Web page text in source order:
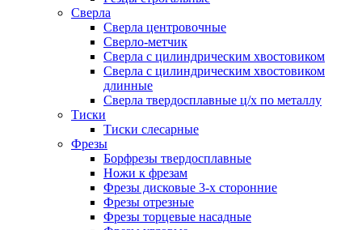
Сверла
Сверла центровочные
Сверло-метчик
Сверла с цилиндрическим хвостовиком
Сверла с цилиндрическим хвостовиком
длинные
Сверла твердосплавные ц/х по металлу
Тиски
Тиски слесарные
Фрезы
Борфрезы твердосплавные
Ножи к фрезам
Фрезы дисковые 3-х сторонние
Фрезы отрезные
Фрезы торцевые насадные